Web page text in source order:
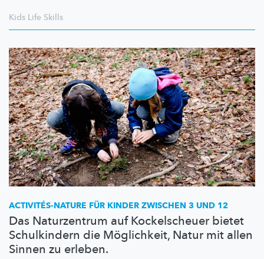
Kids Life Skills
ACTIVITÉS-NATURE FÜR KINDER ZWISCHEN 3 UND 12
Das Naturzentrum auf Kockelscheuer bietet
Schulkindern die Möglichkeit, Natur mit allen
Sinnen zu erleben.